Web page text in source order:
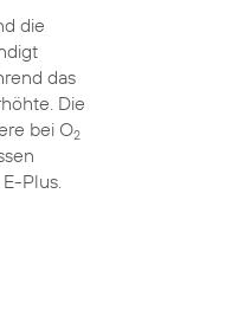
die
das
Die
bei O2
Plus.